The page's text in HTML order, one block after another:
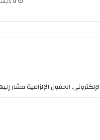
الحقول الإلزامية مشار